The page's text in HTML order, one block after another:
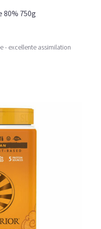
SANS LE SUCRE EN
80% 750g
- excellente assimilation